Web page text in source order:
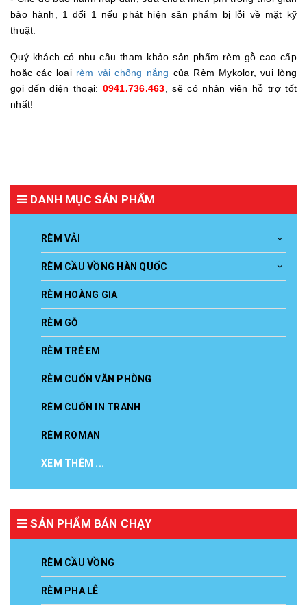
bảo hành, 1 đổi 1 nếu phát hiện sản phẩm bị lỗi về mặt kỹ
thuật.
Quý khách có nhu cầu tham khảo sản phẩm rèm gỗ cao cấp
hoặc các loại rèm vải chống nắng của Rèm Mykolor, vui lòng
gọi đến điện thoại: 0941.736.463, sẽ có nhân viên hỗ trợ tốt
nhất!
DANH MỤC SẢN PHẨM
RÈM VẢI
RÈM CẦU VỒNG HÀN QUỐC
RÈM HOÀNG GIA
RÈM GỖ
RÈM TRẺ EM
RÈM CUỐN VĂN PHÒNG
RÈM CUỐN IN TRANH
RÈM ROMAN
XEM THÊM ...
SẢN PHẨM BÁN CHẠY
RÈM CẦU VỒNG
RÈM PHA LÊ